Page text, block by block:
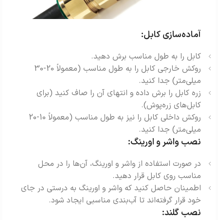
آماده‌سازی کابل:
کابل را به طول مناسب برش دهید.
روکش خارجی کابل را به طول مناسب (معمولاً 20-30
میلی‌متر) جدا کنید.
زره کابل را برش داده و انتهای آن را صاف کنید (برای
کابل‌های زره‌پوش).
روکش داخلی کابل را نیز به طول مناسب (معمولاً 10-20
میلی‌متر) جدا کنید.
نصب واشر و اورینگ:
در صورت استفاده از واشر و اورینگ، آن‌ها را در محل
مناسب روی کابل قرار دهید.
اطمینان حاصل کنید که واشر و اورینگ به درستی در جای
خود قرار گرفته‌اند تا آب‌بندی مناسبی ایجاد شود.
نصب گلند: